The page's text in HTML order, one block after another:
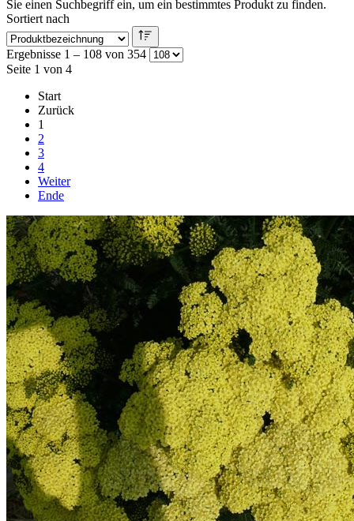
Sie einen Suchbegriff ein, um ein bestimmtes Produkt zu finden.
Sortiert nach
Ergebnisse 1 – 108 von 354
Seite 1 von 4
Start
Zurück
1
2
3
4
Weiter
Ende